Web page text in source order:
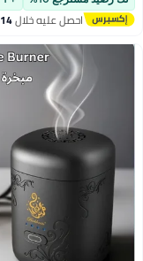
احصل عليه خلال 14 - 15
اغسطس